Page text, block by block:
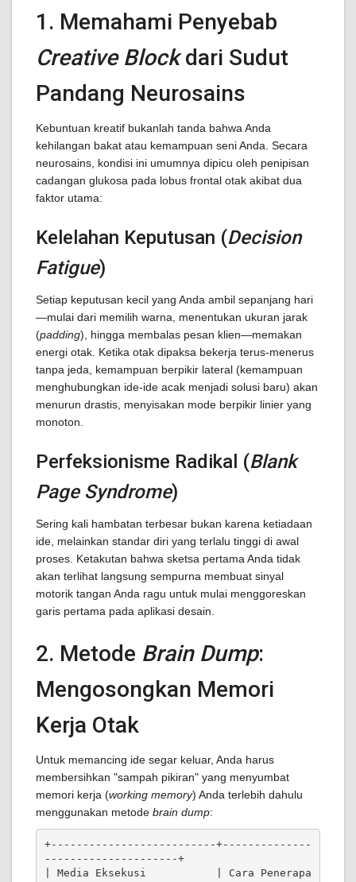
1. Memahami Penyebab
Creative Blockdari Sudut
Pandang Neurosains
Kebuntuan kreatif bukanlah tanda bahwa Anda
kehilangan bakat atau kemampuan seni Anda. Secara
neurosains, kondisi ini umumnya dipicu oleh penipisan
cadangan glukosa pada lobus frontal otak akibat dua
faktor utama:
Kelelahan Keputusan (Decision
Fatigue)
Setiap keputusan kecil yang Anda ambil sepanjang hari
—mulai dari memilih warna, menentukan ukuran jarak
(padding), hingga membalas pesan klien—memakan
energi otak. Ketika otak dipaksa bekerja terus-menerus
tanpa jeda, kemampuan berpikir lateral (kemampuan
menghubungkan ide-ide acak menjadi solusi baru) akan
menurun drastis, menyisakan mode berpikir linier yang
monoton.
Perfeksionisme Radikal (Blank
Page Syndrome)
Sering kali hambatan terbesar bukan karena ketiadaan
ide, melainkan standar diri yang terlalu tinggi di awal
proses. Ketakutan bahwa sketsa pertama Anda tidak
akan terlihat langsung sempurna membuat sinyal
motorik tangan Anda ragu untuk mulai menggoreskan
garis pertama pada aplikasi desain.
2. Metode Brain Dump:
Mengosongkan Memori
Kerja Otak
Untuk memancing ide segar keluar, Anda harus
membersihkan "sampah pikiran" yang menyumbat
memori kerja (working memory) Anda terlebih dahulu
menggunakan metode brain dump:
+--------------------------+--------------
---------------------+
| Media Eksekusi           | Cara Penerapa